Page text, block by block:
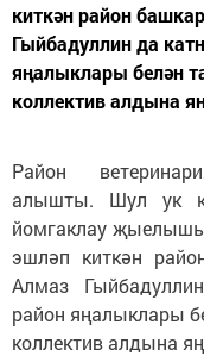
киткән район
Гыйбадуллин да
яңалыклары белән
коллектив алдына
Район
алышты. Шул ук
йомгаклау
эшләп киткән
Алмаз
район яңалыклары
коллектив алдына